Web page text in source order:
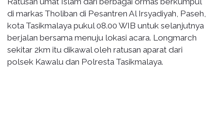
di markas Tholiban di Pesantren Al Irsyadiyah, Paseh,
kota Tasikmalaya pukul 08.00 WIB untuk selanjutnya
berjalan bersama menuju lokasi acara. Longmarch
sekitar 2km itu dikawal oleh ratusan aparat dari
polsek Kawalu dan Polresta Tasikmalaya.